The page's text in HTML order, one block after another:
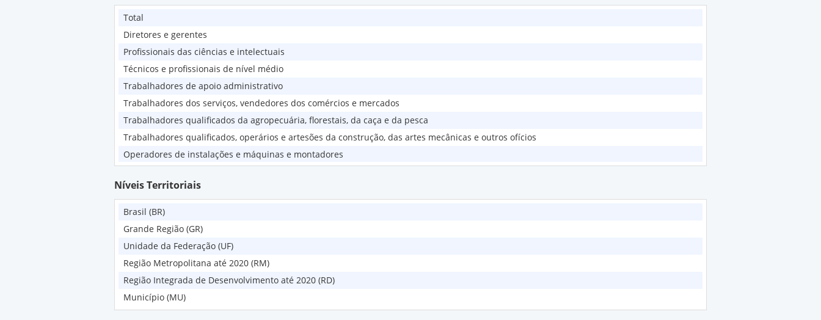
Total
Diretores e gerentes
Profissionais das ciências e intelectuais
Técnicos e profissionais de nível médio
Trabalhadores de apoio administrativo
Trabalhadores dos serviços, vendedores dos comércios e mercados
Trabalhadores qualificados da agropecuária, florestais, da caça e da pesca
Trabalhadores qualificados, operários e artesões da construção, das artes mecânicas e outros ofícios
Operadores de instalações e máquinas e montadores
Membros das forças armadas, policiais e bombeiros militares
Ocupações mal definidas
Níveis Territoriais
Brasil (BR)
Grande Região (GR)
Unidade da Federação (UF)
Região Metropolitana até 2020 (RM)
Região Integrada de Desenvolvimento até 2020 (RD)
Município (MU)